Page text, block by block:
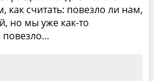
как считать: повезло ли нам,
но мы уже как-то
повезло…